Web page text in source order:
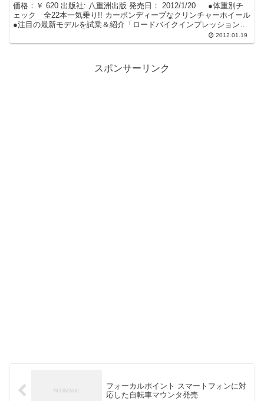
価格：￥ 620 出版社: 八重洲出版 発売日： 2012/1/20 ●体重別チ
ェック 全22本一気乗り!! カーボンディープなクリンチャーホイール
●注目の最新モデルを試乗＆紹介「ロードバイクインプレッション」
2012.01.19
スポンサーリンク
フォーカルポイント スマートフォンに対
応した自転車マウンタ発売